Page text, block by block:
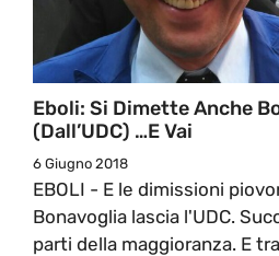
Eboli: Si Dimette Anche
(dall’UDC) …e Vai
6 Giugno 2018
EBOLI - E le dimissioni
Bonavoglia lascia l'UDC.
parti della maggioranza. E